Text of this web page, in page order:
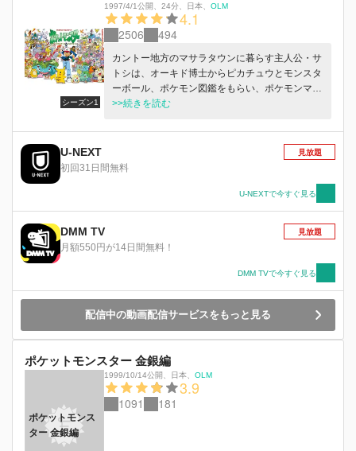
シーズン1
1997/4/1公開 24分 日本 OLM
4.1
2506 494
カントー地方のマサラタウンに暮らす主人公・サ
トシは、オーキド博士からピカチュウとモンスタ
ーボール、ポケモン図鑑をもらい、ポケモンマス
ターを目指して冒険の旅に出発。ニビジム、クチ
ケモンたちとの出会い。ポケモンたちの不思議な
話やユーモアたっぷりの表情なども交えたポケモ
ンTVアニメシリーズ第1弾。
>>続きを読む
U-NEXT
初回31日間無料
見放題
U-NEXTで今すぐ見る
DMM TV
月額550円が14日間無料！
見放題
DMM TVで今すぐ見る
配信中の動画配信サービスをもっと見る
ポケットモンスター 金銀編
ポケットモンス
ター 金銀編
1999/10/14公開 日本 OLM
3.9
1091 181